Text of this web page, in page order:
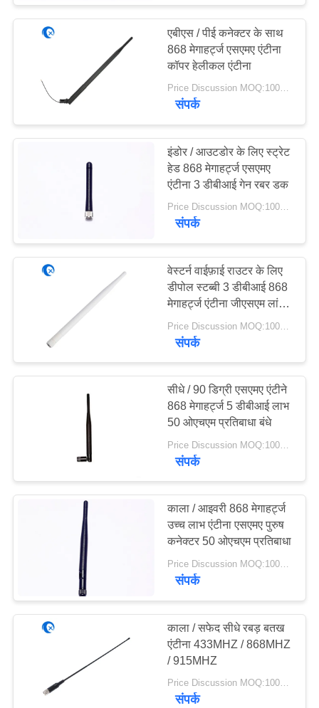
एबीएस / पीई कनेक्टर के साथ
868 मेगाहर्ट्ज एसएमए एंटीना
कॉपर हेलीकल एंटीना
Price Discussion MOQ:100PCS
संपर्क
इंडोर / आउटडोर के लिए स्ट्रेट
हेड 868 मेगाहर्ट्ज एसएमए
एंटीना 3 डीबीआई गेन रबर डक
Price Discussion MOQ:100PCS
संपर्क
वेस्टर्न वाईफ़ाई राउटर के लिए
डीपोल स्टब्बी 3 डीबीआई 868
मेगाहर्ट्ज एंटीना जीएसएम लांग
रेंज एंटीना
संपर्क
सीधे / 90 डिग्री एसएमए एंटीने
868 मेगाहर्ट्ज 5 डीबीआई लाभ
50 ओएचएम प्रतिबाधा बंधे
Price Discussion MOQ:100PCS
संपर्क
काला / आइवरी 868 मेगाहर्ट्ज
उच्च लाभ एंटीना एसएमए पुरुष
कनेक्टर 50 ओएचएम प्रतिबाधा
Price Discussion MOQ:100PCS
संपर्क
काला / सफेद सीधे रबड़ बतख
एंटीना 433MHZ / 868MHZ
/ 915MHZ
Price Discussion MOQ:100PCS
संपर्क